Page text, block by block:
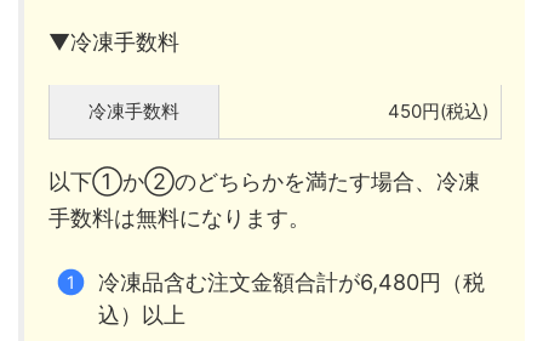
▼冷凍手数料
冷凍手数料 450円(税込)
以下①か②のどちらかを満たす場合、冷凍
手数料は無料になります。
冷凍品含む注文金額合計が6,480円（税
込）以上